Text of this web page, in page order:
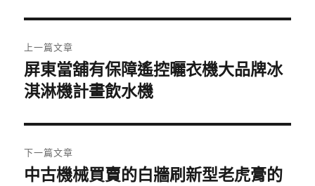
章
導
覽
上一篇文章
上
一
文
章:
屏東當舖有保障遙控曬衣機大品牌冰
淇淋機計畫飲水機
下一篇文章
下
中古機械買賣的白牆刷新型老虎膏的